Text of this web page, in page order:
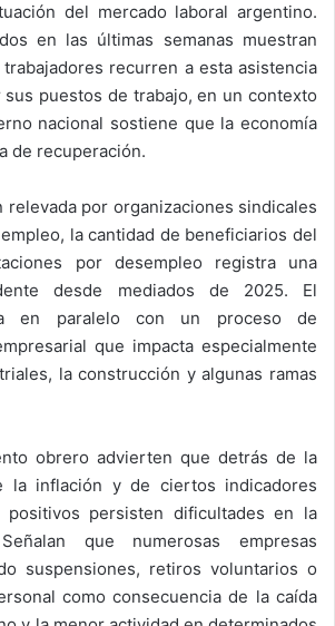
del mercado laboral argentino.
en las últimas semanas muestran
recurren a esta asistencia
puestos de trabajo, en un contexto
nacional sostiene que la economía
de recuperación.
relevada por organizaciones sindicales
la cantidad de beneficiarios del
por desempleo registra una
desde mediados de 2025. El
en paralelo con un proceso de
que impacta especialmente
la construcción y algunas ramas
obrero advierten que detrás de la
la inflación y de ciertos indicadores
positivos persisten dificultades en la
que numerosas empresas
suspensiones, retiros voluntarios o
como consecuencia de la caída